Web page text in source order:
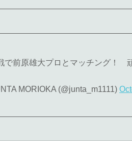
で前原雄大プロとマッチング！
MORIOKA (@junta_m1111)